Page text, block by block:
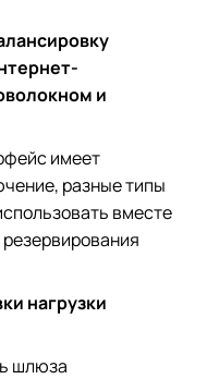
и
имеет
разные типы
вместе
нагрузки
шлюза